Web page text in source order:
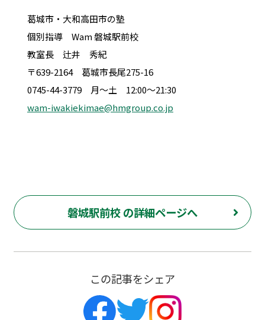
葛城市・大和高田市の塾
個別指導 Wam 磐城駅前校
教室長 辻井 秀紀
〒639-2164 葛城市長尾275-16
0745-44-3779 月～土 12:00～21:30
wam-iwakiekimae@hmgroup.co.jp
磐城駅前校 の詳細ページへ
この記事をシェア